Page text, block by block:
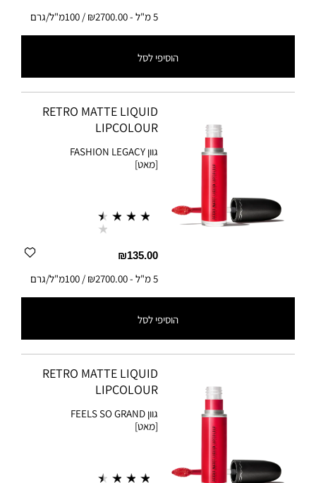
5 מ"ל -₪2700.00 / 100מ"ל/גרם
הוסיפי לסל
RETRO MATTE LIQUID
LIPCOLOUR
גוון FASHION LEGACY
[מאט]
₪135.00
5 מ"ל -₪2700.00 / 100מ"ל/גרם
הוסיפי לסל
RETRO MATTE LIQUID
LIPCOLOUR
גוון FEELS SO GRAND
[מאט]